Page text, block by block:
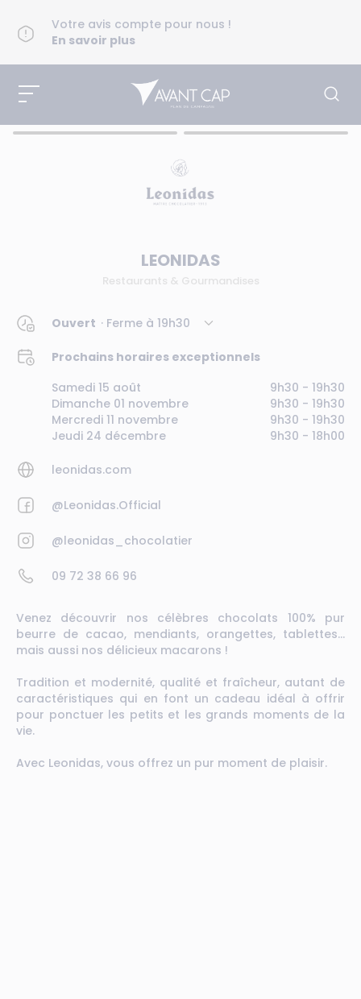
Votre avis compte pour nous !
En savoir plus
LEONIDAS
Restaurants & Gourmandises
Ouvert · Ferme à 19h30
Prochains horaires exceptionnels
Samedi 15 août
9h30 - 19h30
Dimanche 01 novembre
9h30 - 19h30
Mercredi 11 novembre
9h30 - 19h30
Jeudi 24 décembre
9h30 - 18h00
leonidas.com
@Leonidas.Official
@leonidas_chocolatier
09 72 38 66 96
Venez découvrir nos célèbres chocolats 100% pur
beurre de cacao, mendiants, orangettes, tablettes…
mais aussi nos délicieux macarons !
Tradition et modernité, qualité et fraîcheur, autant de
caractéristiques qui en font un cadeau idéal à offrir
pour ponctuer les petits et les grands moments de la
vie.
Avec Leonidas, vous offrez un pur moment de plaisir.